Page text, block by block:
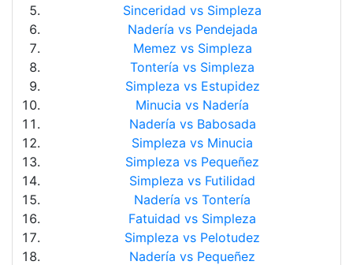
Sinceridad vs Simpleza
Nadería vs Pendejada
Memez vs Simpleza
Tontería vs Simpleza
Simpleza vs Estupidez
Minucia vs Nadería
Nadería vs Babosada
Simpleza vs Minucia
Simpleza vs Pequeñez
Simpleza vs Futilidad
Nadería vs Tontería
Fatuidad vs Simpleza
Simpleza vs Pelotudez
Nadería vs Pequeñez